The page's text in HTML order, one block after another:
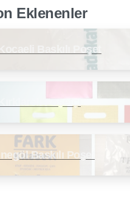
Eklenenler
Baskılı Poşet
Poşetçi
Baskılı Poşet